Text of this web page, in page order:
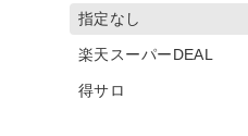
指定なし
楽天スーパーDEAL
得サロ